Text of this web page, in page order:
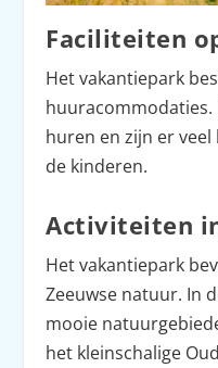
Faciliteiten
Het vakantiepark
huuracommodaties.
huren en zijn er
de kinderen.
Activiteiten
Het vakantiepark
Zeeuwse natuur. In
mooie
het kleinschalige